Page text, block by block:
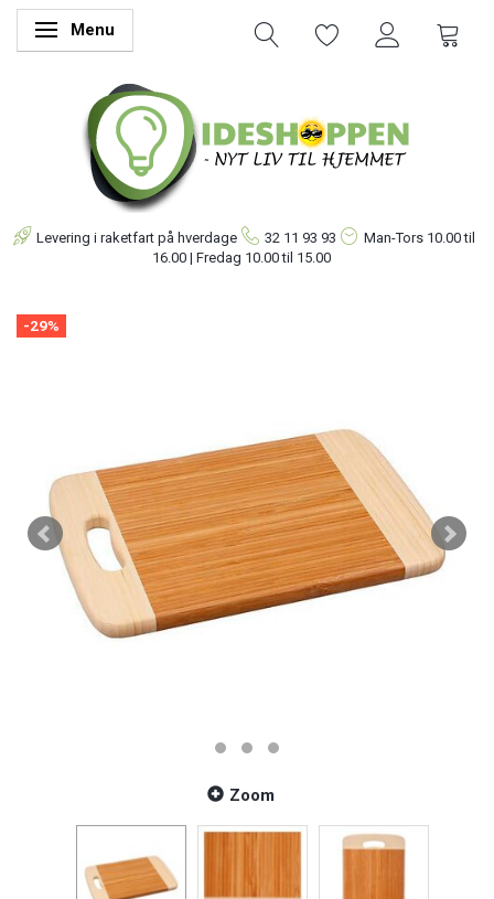
Skifte navigation
Menu
Levering i raketfart på hverdage 32 11 93 93 Man-Tors 10.00 til
16.00 | Fredag 10.00 til 15.00
-29%
Zoom